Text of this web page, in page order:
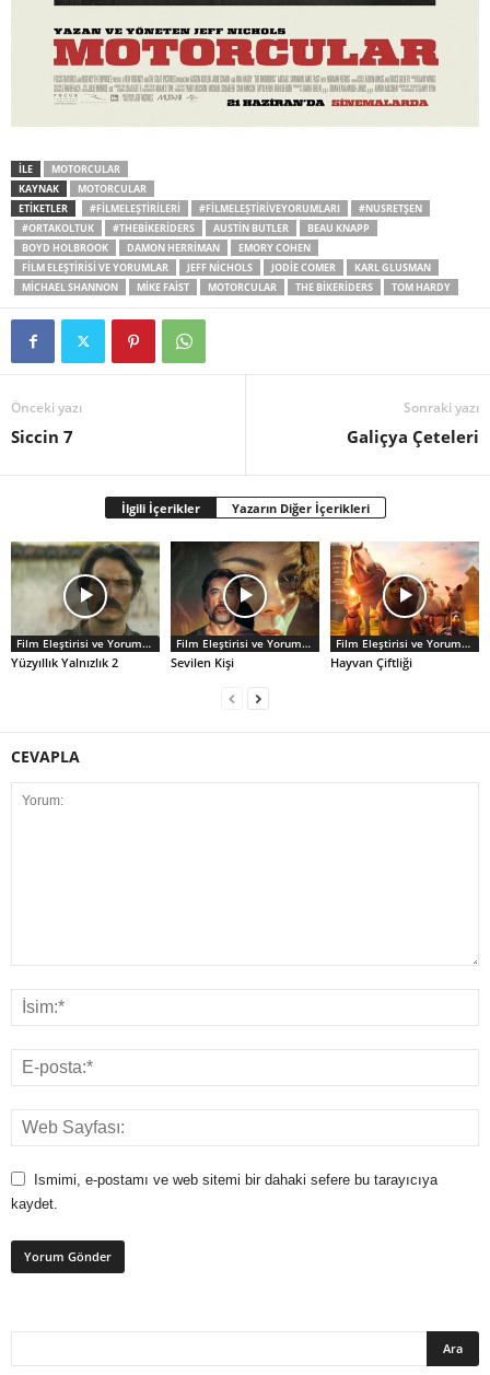
İLE
MOTORCULAR
KAYNAK
MOTORCULAR
ETİKETLER
#FILMELEŞTIRILERI #FILMELEŞTIRIVEYORUMLARI
#NUSRETŞEN
#ORTAKOLTUK
#THEBIKERIDERS AUSTIN BUTLER
BEAU KNAPP
BOYD HOLBROOK
DAMON HERRIMAN
EMORY COHEN
FILM ELEŞTIRISI VE YORUMLAR
JEFF NICHOLS JODIE COMER
KARL GLUSMAN
MİCHAEL SHANNON
MIKE FAIST MOTORCULAR THE BIKERIDERS TOM HARDY
Önceki yazı
Siccin 7
Sonraki yazı
Galiçya Çeteleri
İlgili İçerikler Yazarın Diğer İçerikleri
Film Eleştirisi ve Yorumlar
Yüzyıllık Yalnızlık 2
Film Eleştirisi ve Yorumlar
Sevilen Kişi
Film Eleştirisi ve Yorumlar
Hayvan Çiftliği
CEVAPLA
Ismimi, e-postamı ve web sitemi bir dahaki sefere bu tarayıcıya
kaydet.